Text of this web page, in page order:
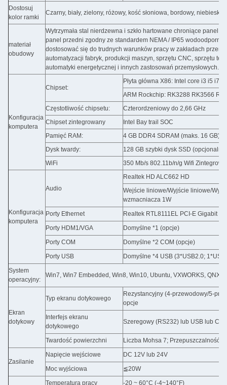
Dostosuj
kolor ramki
Czarny, biały, zielony, różowy, kość słoniowa, bordowy,
materiał
obudowy
Wytrzymała stal nierdzewna i szkło hartowane chroniące panel
panel przedni zgodny ze standardem NEMA / IP65 wodoodporny
dostosować się do trudnych warunków pracy w zakładach
automatyzacji fabryk, produkcji maszyn, sprzętu CNC, sprzętu
automatyki energetycznej i innych zastosowań przemysłowych.
Konfiguracja
komputera
Chipset:
Płyta główna X86: Intel core i3 i5 i7
ARM Rockchip: RK3288 RK3566
Częstotliwość chipsetu:
Czterordzeniowy do 2,66 GHz
Chipset zintegrowany
Intel Bay trail SOC
Pamięć RAM:
4 GB DDR4 SDRAM (maks. 16 GB)
Dysk twardy:
128 GB szybki dysk SSD
WiFi
350 Mb/s 802.11b/n/g Wifi
Konfiguracja
komputera
Audio
Realtek HD ALC662 HD
Wejście liniowe/Wyjście liniowe/
wzmacniacza 1W
Porty Ethernet
Realtek RTL8111EL PCI-E Gigabit
Porty HDM1/VGA
Domyślne *1 (opcje)
Porty COM
Domyślne *2 COM (opcje)
Porty USB
Domyślne *4 USB (3*USB2.0;
System
operacyjny:
Win7, Win7 Embedded, Win8, Win10, Ubuntu, VXWORKS, QNX,
Ekran
dotykowy
Typ ekranu dotykowego
Rezystancyjny (4-przewodowy/5-
opcje
Interfejs ekranu
dotykowego
Szeregowy (RS232) lub USB lub
Twardość powierzchni Liczba Mohsa 7; Przepuszczalność
Zasilanie
Napięcie wejściowe
DC 12V lub 24V
Moc wyjściowa
≦20W
Temperatura pracy
-20 ~ 60°C (-4~140°F)